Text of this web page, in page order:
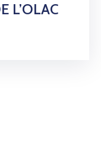
L’OLAC